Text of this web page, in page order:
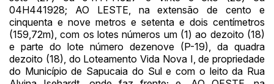
04H441928; AO LESTE, na extensão de cento e
cinquenta e nove metros e setenta e dois centímetros
(159,72m), com os lotes números um (1) ao dezoito (18)
e parte do lote número dezenove (P-19), da quadra
dezoito (18), do Loteamento Vida Nova I, de propriedade
do Município de Sapucaia do Sul e com o leito da Rua